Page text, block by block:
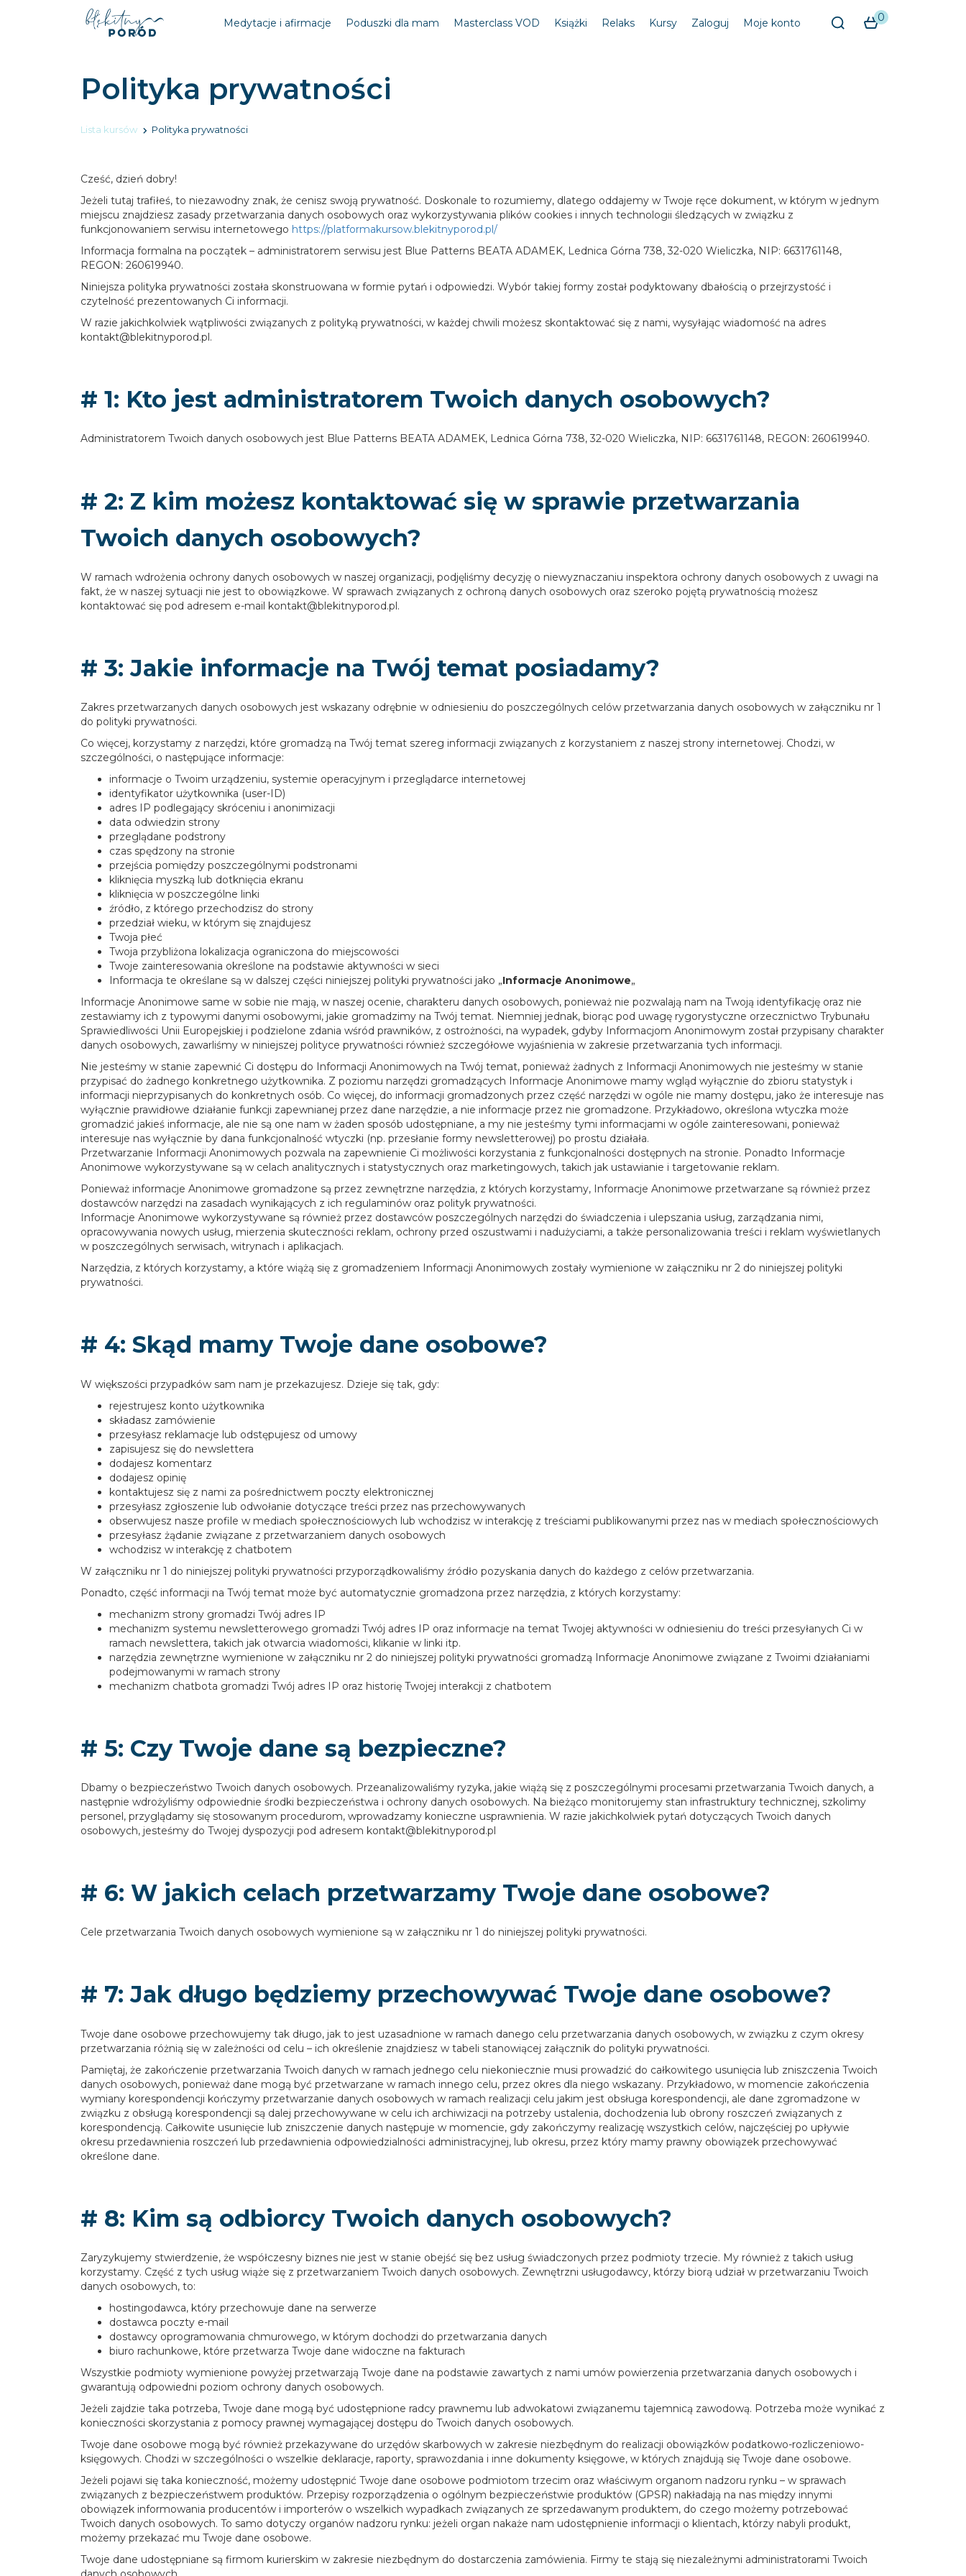
Medytacje i afirmacje Poduszki dla mam Masterclass VOD Książki Relaks Kursy Zaloguj Moje konto 0
Polityka prywatności
Lista kursów Polityka prywatności
Cześć, dzień dobry!
Jeżeli tutaj trafiłeś, to niezawodny znak, że cenisz swoją prywatność. Doskonale to rozumiemy, dlatego oddajemy w Twoje ręce dokument, w którym w jednym
miejscu znajdziesz zasady przetwarzania danych osobowych oraz wykorzystywania plików cookies i innych technologii śledzących w związku z
funkcjonowaniem serwisu internetowego https://platformakursow.blekitnyporod.pl/
Informacja formalna na początek – administratorem serwisu jest Blue Patterns BEATA ADAMEK, Lednica Górna 738, 32-020 Wieliczka, NIP: 6631761148,
REGON: 260619940.
Niniejsza polityka prywatności została skonstruowana w formie pytań i odpowiedzi. Wybór takiej formy został podyktowany dbałością o przejrzystość i
czytelność prezentowanych Ci informacji.
W razie jakichkolwiek wątpliwości związanych z polityką prywatności, w każdej chwili możesz skontaktować się z nami, wysyłając wiadomość na adres
kontakt@blekitnyporod.pl.
# 1: Kto jest administratorem Twoich danych osobowych?
Administratorem Twoich danych osobowych jest Blue Patterns BEATA ADAMEK, Lednica Górna 738, 32-020 Wieliczka, NIP: 6631761148, REGON: 260619940.
# 2: Z kim możesz kontaktować się w sprawie przetwarzania
Twoich danych osobowych?
W ramach wdrożenia ochrony danych osobowych w naszej organizacji, podjęliśmy decyzję o niewyznaczaniu inspektora ochrony danych osobowych z uwagi na
fakt, że w naszej sytuacji nie jest to obowiązkowe. W sprawach związanych z ochroną danych osobowych oraz szeroko pojętą prywatnością możesz
kontaktować się pod adresem e-mail kontakt@blekitnyporod.pl.
# 3: Jakie informacje na Twój temat posiadamy?
Zakres przetwarzanych danych osobowych jest wskazany odrębnie w odniesieniu do poszczególnych celów przetwarzania danych osobowych w załączniku nr 1
do polityki prywatności.
Co więcej, korzystamy z narzędzi, które gromadzą na Twój temat szereg informacji związanych z korzystaniem z naszej strony internetowej. Chodzi, w
szczególności, o następujące informacje:
informacje o Twoim urządzeniu, systemie operacyjnym i przeglądarce internetowej
identyfikator użytkownika (user-ID)
adres IP podlegający skróceniu i anonimizacji
data odwiedzin strony
przeglądane podstrony
czas spędzony na stronie
przejścia pomiędzy poszczególnymi podstronami
kliknięcia myszką lub dotknięcia ekranu
kliknięcia w poszczególne linki
źródło, z którego przechodzisz do strony
przedział wieku, w którym się znajdujesz
Twoja płeć
Twoja przybliżona lokalizacja ograniczona do miejscowości
Twoje zainteresowania określone na podstawie aktywności w sieci
Informacja te określane są w dalszej części niniejszej polityki prywatności jako „Informacje Anonimowe„
Informacje Anonimowe same w sobie nie mają, w naszej ocenie, charakteru danych osobowych, ponieważ nie pozwalają nam na Twoją identyfikację oraz nie
zestawiamy ich z typowymi danymi osobowymi, jakie gromadzimy na Twój temat. Niemniej jednak, biorąc pod uwagę rygorystyczne orzecznictwo Trybunału
Sprawiedliwości Unii Europejskiej i podzielone zdania wśród prawników, z ostrożności, na wypadek, gdyby Informacjom Anonimowym został przypisany charakter
danych osobowych, zawarliśmy w niniejszej polityce prywatności również szczegółowe wyjaśnienia w zakresie przetwarzania tych informacji.
Nie jesteśmy w stanie zapewnić Ci dostępu do Informacji Anonimowych na Twój temat, ponieważ żadnych z Informacji Anonimowych nie jesteśmy w stanie
przypisać do żadnego konkretnego użytkownika. Z poziomu narzędzi gromadzących Informacje Anonimowe mamy wgląd wyłącznie do zbioru statystyk i
informacji nieprzypisanych do konkretnych osób. Co więcej, do informacji gromadzonych przez część narzędzi w ogóle nie mamy dostępu, jako że interesuje nas
wyłącznie prawidłowe działanie funkcji zapewnianej przez dane narzędzie, a nie informacje przez nie gromadzone. Przykładowo, określona wtyczka może
gromadzić jakieś informacje, ale nie są one nam w żaden sposób udostępniane, a my nie jesteśmy tymi informacjami w ogóle zainteresowani, ponieważ
interesuje nas wyłącznie by dana funkcjonalność wtyczki (np. przesłanie formy newsletterowej) po prostu działała.
Przetwarzanie Informacji Anonimowych pozwala na zapewnienie Ci możliwości korzystania z funkcjonalności dostępnych na stronie. Ponadto Informacje
Anonimowe wykorzystywane są w celach analitycznych i statystycznych oraz marketingowych, takich jak ustawianie i targetowanie reklam.
Ponieważ informacje Anonimowe gromadzone są przez zewnętrzne narzędzia, z których korzystamy, Informacje Anonimowe przetwarzane są również przez
dostawców narzędzi na zasadach wynikających z ich regulaminów oraz polityk prywatności.
Informacje Anonimowe wykorzystywane są również przez dostawców poszczególnych narzędzi do świadczenia i ulepszania usług, zarządzania nimi,
opracowywania nowych usług, mierzenia skuteczności reklam, ochrony przed oszustwami i nadużyciami, a także personalizowania treści i reklam wyświetlanych
w poszczególnych serwisach, witrynach i aplikacjach.
Narzędzia, z których korzystamy, a które wiążą się z gromadzeniem Informacji Anonimowych zostały wymienione w załączniku nr 2 do niniejszej polityki
prywatności.
# 4: Skąd mamy Twoje dane osobowe?
W większości przypadków sam nam je przekazujesz. Dzieje się tak, gdy:
rejestrujesz konto użytkownika
składasz zamówienie
przesyłasz reklamacje lub odstępujesz od umowy
zapisujesz się do newslettera
dodajesz komentarz
dodajesz opinię
kontaktujesz się z nami za pośrednictwem poczty elektronicznej
przesyłasz zgłoszenie lub odwołanie dotyczące treści przez nas przechowywanych
obserwujesz nasze profile w mediach społecznościowych lub wchodzisz w interakcję z treściami publikowanymi przez nas w mediach społecznościowych
przesyłasz żądanie związane z przetwarzaniem danych osobowych
wchodzisz w interakcję z chatbotem
W załączniku nr 1 do niniejszej polityki prywatności przyporządkowaliśmy źródło pozyskania danych do każdego z celów przetwarzania.
Ponadto, część informacji na Twój temat może być automatycznie gromadzona przez narzędzia, z których korzystamy:
mechanizm strony gromadzi Twój adres IP
mechanizm systemu newsletterowego gromadzi Twój adres IP oraz informacje na temat Twojej aktywności w odniesieniu do treści przesyłanych Ci w
ramach newslettera, takich jak otwarcia wiadomości, klikanie w linki itp.
narzędzia zewnętrzne wymienione w załączniku nr 2 do niniejszej polityki prywatności gromadzą Informacje Anonimowe związane z Twoimi działaniami
podejmowanymi w ramach strony
mechanizm chatbota gromadzi Twój adres IP oraz historię Twojej interakcji z chatbotem
# 5: Czy Twoje dane są bezpieczne?
Dbamy o bezpieczeństwo Twoich danych osobowych. Przeanalizowaliśmy ryzyka, jakie wiążą się z poszczególnymi procesami przetwarzania Twoich danych, a
następnie wdrożyliśmy odpowiednie środki bezpieczeństwa i ochrony danych osobowych. Na bieżąco monitorujemy stan infrastruktury technicznej, szkolimy
personel, przyglądamy się stosowanym procedurom, wprowadzamy konieczne usprawnienia. W razie jakichkolwiek pytań dotyczących Twoich danych
osobowych, jesteśmy do Twojej dyspozycji pod adresem kontakt@blekitnyporod.pl
# 6: W jakich celach przetwarzamy Twoje dane osobowe?
Cele przetwarzania Twoich danych osobowych wymienione są w załączniku nr 1 do niniejszej polityki prywatności.
# 7: Jak długo będziemy przechowywać Twoje dane osobowe?
Twoje dane osobowe przechowujemy tak długo, jak to jest uzasadnione w ramach danego celu przetwarzania danych osobowych, w związku z czym okresy
przetwarzania różnią się w zależności od celu – ich określenie znajdziesz w tabeli stanowiącej załącznik do polityki prywatności.
Pamiętaj, że zakończenie przetwarzania Twoich danych w ramach jednego celu niekoniecznie musi prowadzić do całkowitego usunięcia lub zniszczenia Twoich
danych osobowych, ponieważ dane mogą być przetwarzane w ramach innego celu, przez okres dla niego wskazany. Przykładowo, w momencie zakończenia
wymiany korespondencji kończymy przetwarzanie danych osobowych w ramach realizacji celu jakim jest obsługa korespondencji, ale dane zgromadzone w
związku z obsługą korespondencji są dalej przechowywane w celu ich archiwizacji na potrzeby ustalenia, dochodzenia lub obrony roszczeń związanych z
korespondencją. Całkowite usunięcie lub zniszczenie danych następuje w momencie, gdy zakończymy realizację wszystkich celów, najczęściej po upływie
okresu przedawnienia roszczeń lub przedawnienia odpowiedzialności administracyjnej, lub okresu, przez który mamy prawny obowiązek przechowywać
określone dane.
# 8: Kim są odbiorcy Twoich danych osobowych?
Zaryzykujemy stwierdzenie, że współczesny biznes nie jest w stanie obejść się bez usług świadczonych przez podmioty trzecie. My również z takich usług
korzystamy. Część z tych usług wiąże się z przetwarzaniem Twoich danych osobowych. Zewnętrzni usługodawcy, którzy biorą udział w przetwarzaniu Twoich
danych osobowych, to:
hostingodawca, który przechowuje dane na serwerze
dostawca poczty e-mail
dostawcy oprogramowania chmurowego, w którym dochodzi do przetwarzania danych
biuro rachunkowe, które przetwarza Twoje dane widoczne na fakturach
Wszystkie podmioty wymienione powyżej przetwarzają Twoje dane na podstawie zawartych z nami umów powierzenia przetwarzania danych osobowych i
gwarantują odpowiedni poziom ochrony danych osobowych.
Jeżeli zajdzie taka potrzeba, Twoje dane mogą być udostępnione radcy prawnemu lub adwokatowi związanemu tajemnicą zawodową. Potrzeba może wynikać z
konieczności skorzystania z pomocy prawnej wymagającej dostępu do Twoich danych osobowych.
Twoje dane osobowe mogą być również przekazywane do urzędów skarbowych w zakresie niezbędnym do realizacji obowiązków podatkowo-rozliczeniowo-
księgowych. Chodzi w szczególności o wszelkie deklaracje, raporty, sprawozdania i inne dokumenty księgowe, w których znajdują się Twoje dane osobowe.
Jeżeli pojawi się taka konieczność, możemy udostępnić Twoje dane osobowe podmiotom trzecim oraz właściwym organom nadzoru rynku – w sprawach
związanych z bezpieczeństwem produktów. Przepisy rozporządzenia o ogólnym bezpieczeństwie produktów (GPSR) nakładają na nas między innymi
obowiązek informowania producentów i importerów o wszelkich wypadkach związanych ze sprzedawanym produktem, do czego możemy potrzebować
Twoich danych osobowych. To samo dotyczy organów nadzoru rynku: jeżeli organ nakaże nam udostępnienie informacji o klientach, którzy nabyli produkt,
możemy przekazać mu Twoje dane osobowe.
Twoje dane udostępniane są firmom kurierskim w zakresie niezbędnym do dostarczenia zamówienia. Firmy te stają się niezależnymi administratorami Twoich